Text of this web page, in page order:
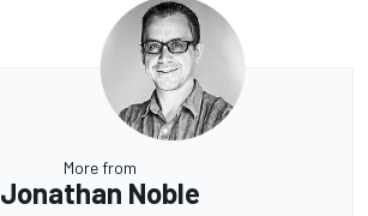
More from
Jonathan Noble